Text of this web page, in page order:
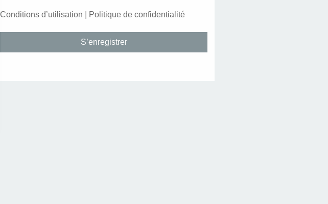
Conditions d’utilisation Politique de confidentialité
S’enregistrer